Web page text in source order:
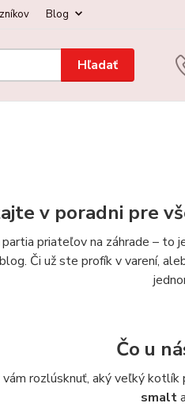
Blog
Hľadať
v poradni pre
priateľov na záhrade – to
Či už ste profík v varení,
Čo u
rozlúsknuť, aký veľký
smalt